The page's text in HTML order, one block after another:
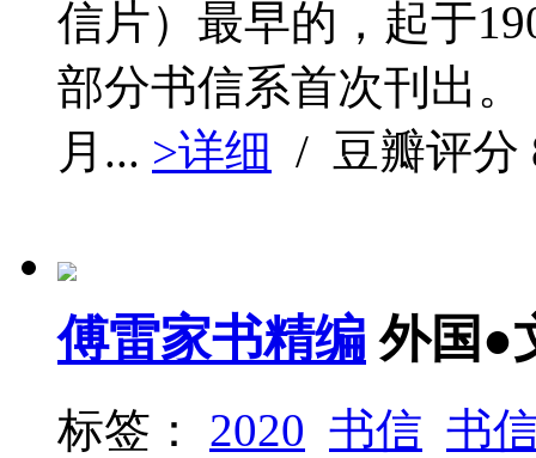
信片）最早的，起于
部分书信系首次刊
月... >详细 / 豆瓣评分
傅雷家书精编 外国●
标签： 2020 书信 书